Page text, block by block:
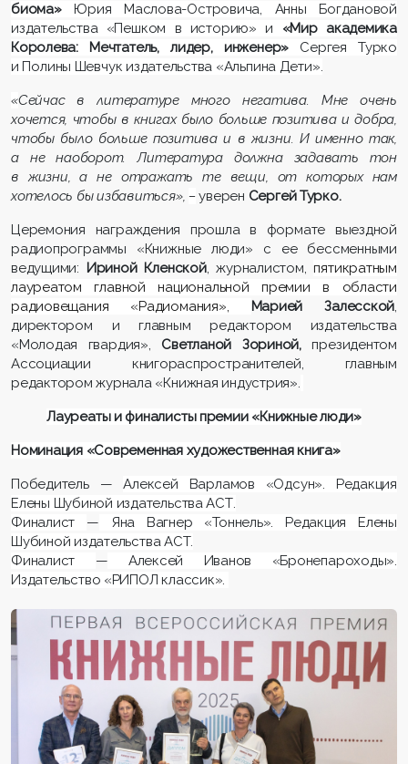
биома»Юрия Маслова-Островича, Анны Богдановой
издательства «Пешком в историю» и «Мир академика
Королева: Мечтатель, лидер, инженер» Сергея Турко
и Полины Шевчук издательства «Альпина Дети».
«Сейчас в литературе много негатива. Мне очень
хочется, чтобы в книгах было больше позитива и добра,
чтобы было больше позитива и в жизни. И именно так,
а не наоборот. Литература должна задавать тон
в жизни, а не отражать те вещи, от которых нам
хотелось бы избавиться», –уверен Сергей Турко.
Церемония награждения прошла в формате выездной
радиопрограммы «Книжные люди» с ее бессменными
ведущими: Ириной Кленской, журналистом,пятикратным
лауреатом главной национальной премии в области
радиовещания «Радиомания», Марией Залесской,
директором и главным редактором издательства
«Молодая гвардия», Светланой Зориной,президентом
Ассоциации книгораспространителей, главным
редактором журнала «Книжная индустрия».
Лауреаты и финалисты премии «Книжные люди»
Номинация «Современная художественная книга»
Победитель —Алексей Варламов «Одсун». Редакция
Елены Шубиной издательства АСТ.
Финалист — Яна Вагнер «Тоннель». Редакция Елены
Шубиной издательства АСТ.
Финалист — Алексей Иванов «Бронепароходы».
Издательство «РИПОЛ классик».